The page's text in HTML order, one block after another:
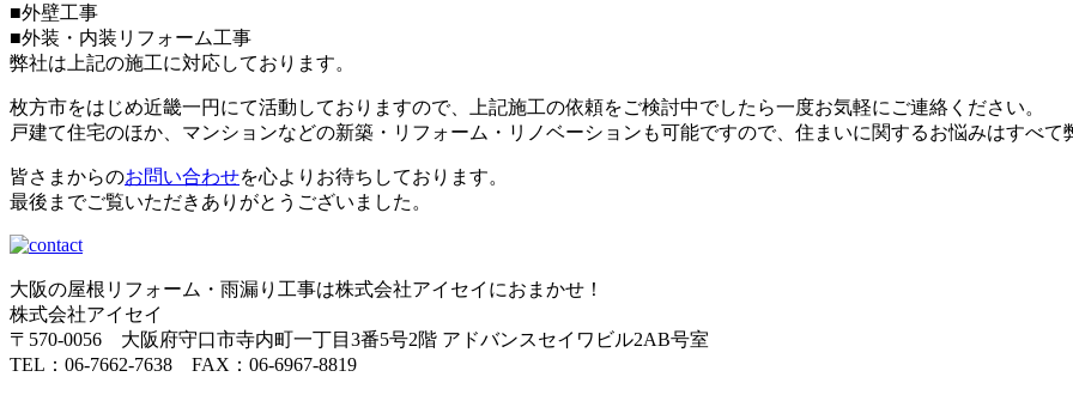
■外壁工事
■外装・内装リフォーム工事
弊社は上記の施工に対応しております。
枚方市をはじめ近畿一円にて活動しておりますので、上記施工の依頼をご検討中でしたら一度お気軽にご連絡ください。
戸建て住宅のほか、マンションなどの新築・リフォーム・リノベーションも可能ですので、住まいに関するお悩みはすべて
皆さまからのお問い合わせを心よりお待ちしております。
最後までご覧いただきありがとうございました。
大阪の屋根リフォーム・雨漏り工事は株式会社アイセイにおまかせ！
株式会社アイセイ
〒570-0056 大阪府守口市寺内町一丁目3番5号2階 アドバンスセイワビル2AB号室
TEL：06-7662-7638 FAX：06-6967-8819